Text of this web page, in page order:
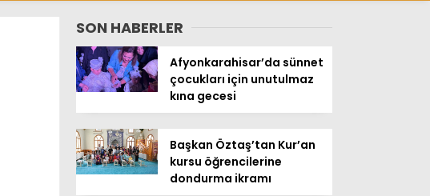
SON HABERLER
Afyonkarahisar’da sünnet
çocukları için unutulmaz
kına gecesi
Başkan Öztaş’tan Kur’an
kursu öğrencilerine
dondurma ikramı